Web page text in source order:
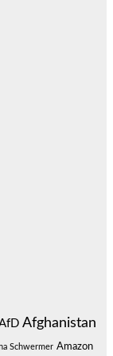
Afghanistan
Schwermer Amazon